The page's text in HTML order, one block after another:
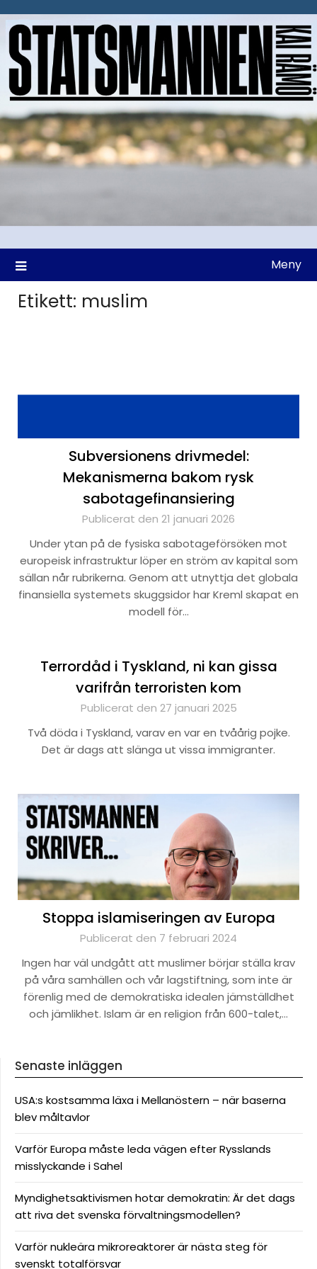
till
Meny
Etikett: muslim
Subversionens drivmedel:
Mekanismerna bakom rysk
sabotagefinansiering
Publicerat den 21 januari 2026
Under ytan på de fysiska sabotageförsöken mot
europeisk infrastruktur löper en ström av kapital som
sällan når rubrikerna. Genom att utnyttja det globala
finansiella systemets skuggsidor har Kreml skapat en
modell för…
Terrordåd i Tyskland, ni kan gissa
varifrån terroristen kom
Publicerat den 27 januari 2025
Två döda i Tyskland, varav en var en tvåårig pojke.
Det är dags att slänga ut vissa immigranter.
Stoppa islamiseringen av Europa
Publicerat den 7 februari 2024
Ingen har väl undgått att muslimer börjar ställa krav
på våra samhällen och vår lagstiftning, som inte är
förenlig med de demokratiska idealen jämställdhet
och jämlikhet. Islam är en religion från 600-talet,…
Senaste inläggen
USA:s kostsamma läxa i Mellanöstern – när baserna
blev måltavlor
Varför Europa måste leda vägen efter Rysslands
misslyckande i Sahel
Myndighetsaktivismen hotar demokratin: Är det dags
att riva det svenska förvaltningsmodellen?
Varför nukleära mikroreaktorer är nästa steg för
svenskt totalförsvar